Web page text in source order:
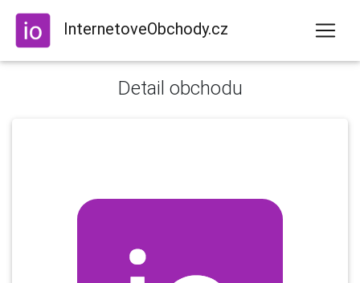
InternetoveObchody.cz
Detail obchodu